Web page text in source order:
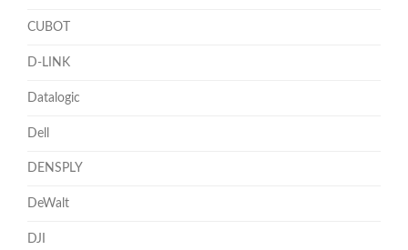
CUBOT
D-LINK
Datalogic
Dell
DENSPLY
DeWalt
DJI